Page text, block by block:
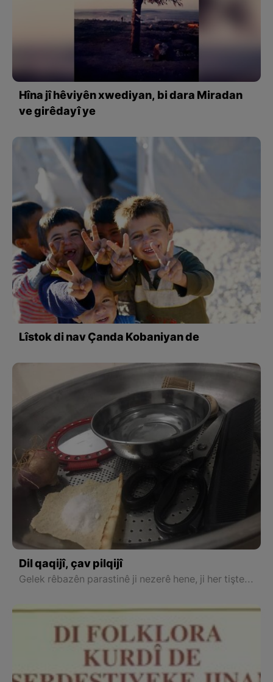
Hîna jî hêviyên xwediyan, bi dara Miradan
ve girêdayî ye
Lîstok di nav Çanda Kobaniyan de
Dil qaqijî, çav pilqijî
Gelek rêbazên parastinê ji nezerê hene, ji her tiştekî û beşekî re rêbazeke cuda afirandine ku mirov behsa wan yek bi yek bike ancax pirtûkek têrê bike, lê ya herî berbelav û li gorî ku tê gotin bi sûd e, qurşînhelandin e.